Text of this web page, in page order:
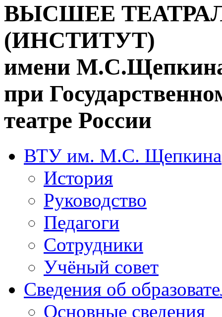
ВЫСШЕЕ
(ИНСТИТУТ)
имени
при
театре России
ВТУ им. М.С. Щепкина
История
Руководство
Педагоги
Сотрудники
Учёный совет
Сведения об
Основные сведения